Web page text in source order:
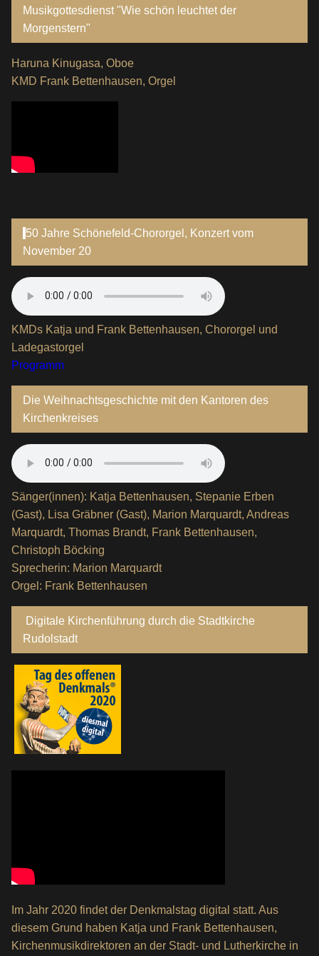
Musikgottesdienst "Wie schön leuchtet der
Morgenstern"
Haruna Kinugasa, Oboe
KMD Frank Bettenhausen, Orgel
50 Jahre Schönefeld-Chororgel, Konzert vom
November 20
KMDs Katja und Frank Bettenhausen, Chororgel und
Ladegastorgel
Programm
Die Weihnachtsgeschichte mit den Kantoren des
Kirchenkreises
Sänger(innen): Katja Bettenhausen, Stepanie Erben
(Gast), Lisa Gräbner (Gast), Marion Marquardt, Andreas
Marquardt, Thomas Brandt, Frank Bettenhausen,
Christoph Böcking
Sprecherin: Marion Marquardt
Orgel: Frank Bettenhausen
Digitale Kirchenführung durch die Stadtkirche
Rudolstadt
Im Jahr 2020 findet der Denkmalstag digital statt. Aus
diesem Grund haben Katja und Frank Bettenhausen,
Kirchenmusikdirektoren an der Stadt- und Lutherkirche in